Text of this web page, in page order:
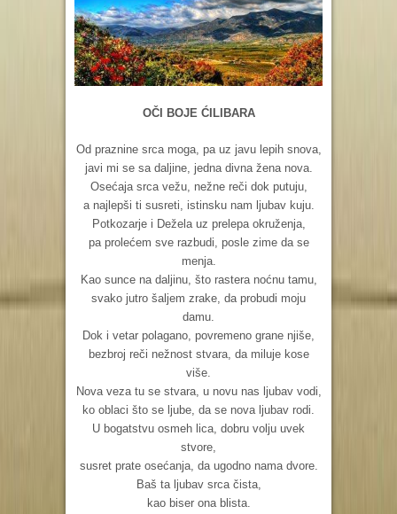
OČI BOJE ĆILIBARA
Od praznine srca moga, pa uz javu lepih snova,
javi mi se sa daljine, jedna divna žena nova.
Osećaja srca vežu, nežne reči dok putuju,
a najlepši ti susreti, istinsku nam ljubav kuju.
Potkozarje i Dežela uz prelepa okruženja,
pa prolećem sve razbudi, posle zime da se
menja.
Kao sunce na daljinu, što rastera noćnu tamu,
svako jutro šaljem zrake, da probudi moju
damu.
Dok i vetar polagano, povremeno grane njiše,
bezbroj reči nežnost stvara, da miluje kose
više.
Nova veza tu se stvara, u novu nas ljubav vodi,
ko oblaci što se ljube, da se nova ljubav rodi.
U bogatstvu osmeh lica, dobru volju uvek
stvore,
susret prate osećanja, da ugodno nama dvore.
Baš ta ljubav srca čista,
kao biser ona blista.